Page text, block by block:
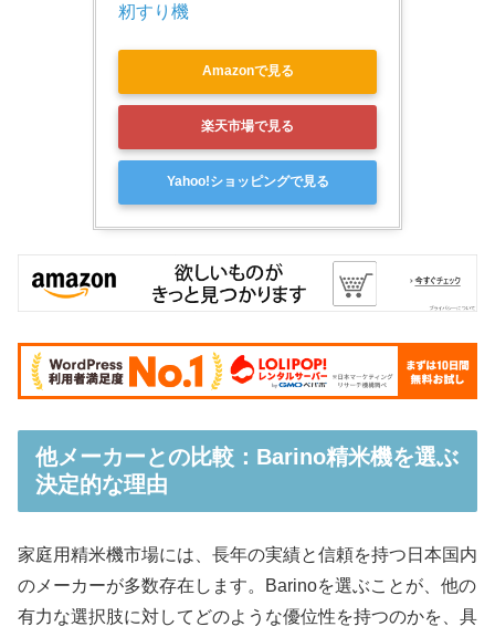
籾すり機
Amazonで見る
楽天市場で見る
Yahoo!ショッピングで見る
他メーカーとの比較：Barino精米機を選ぶ
決定的な理由
家庭用精米機市場には、長年の実績と信頼を持つ日本国内
のメーカーが多数存在します。Barinoを選ぶことが、他の
有力な選択肢に対してどのような優位性を持つのかを、具